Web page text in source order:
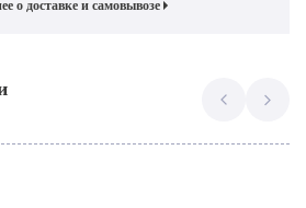
о доставке и самовывозе